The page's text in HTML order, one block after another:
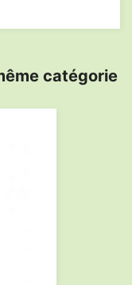
catégorie